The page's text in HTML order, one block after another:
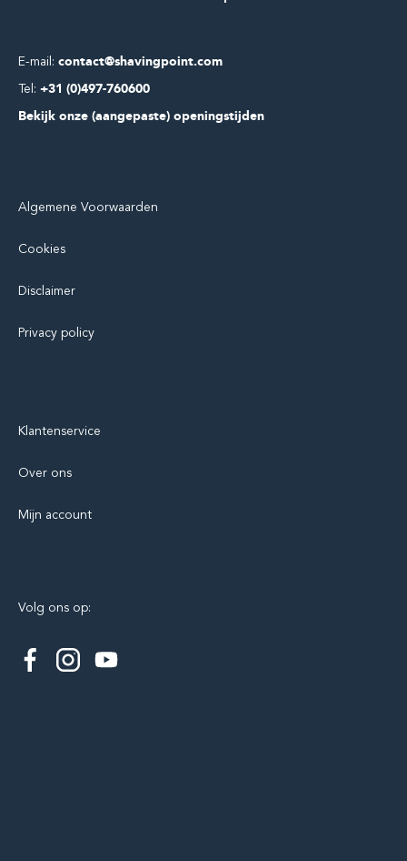
E-mail: contact@shavingpoint.com
Tel: +31 (0)497-760600
Bekijk onze (aangepaste) openingstijden
Algemene Voorwaarden
Cookies
Disclaimer
Privacy policy
Klantenservice
Over ons
Mijn account
Volg ons op: